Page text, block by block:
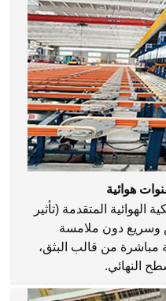
هوائية
الهوائية المتقدمة (تأثير
وسريع دون ملامسة
مباشرة من قالب البثق،
النهائي.